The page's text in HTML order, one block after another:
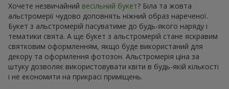
Хочете незвичайний весільний букет? Біла та жовта
альстромерії чудово доповнять ніжний образ нареченої.
Букет з альстромерій пасуватиме до будь-якого наряду і
тематики свята. А ще букет з альстромерій стане яскравим
святковим оформленням, якщо буде використаний для
декору та оформлення фотозон. Альстромерія ціна за
штуку дозволяє використовувати квіти в будь-якій кількості
і не економити на прикрасі приміщень.